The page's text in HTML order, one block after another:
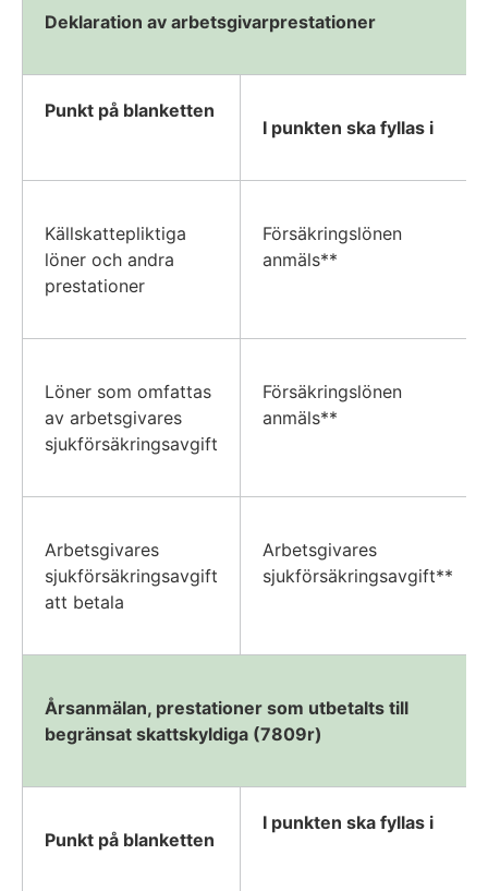
Deklaration av arbetsgivarprestationer
Punkt på blanketten
I punkten ska fyllas i
Källskattepliktiga
löner och andra
prestationer
Försäkringslönen
anmäls**
Löner som omfattas
av arbetsgivares
sjukförsäkringsavgift
Försäkringslönen
anmäls**
Arbetsgivares
sjukförsäkringsavgift
att betala
Arbetsgivares
sjukförsäkringsavgift**
Årsanmälan, prestationer som utbetalts till
begränsat skattskyldiga (7809r)
Punkt på blanketten
I punkten ska fyllas i